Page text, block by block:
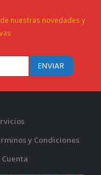
nuestras novedades y
y Condiciones
Cuenta